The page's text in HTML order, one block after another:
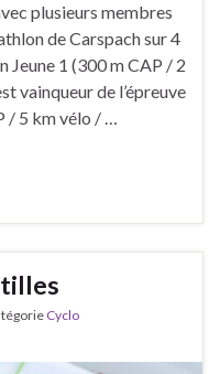
plusieurs membres
de Carspach sur 4
Jeune 1 (300 m CAP / 2
vainqueur de l’épreuve
/ 5 km vélo / …
Cyclo